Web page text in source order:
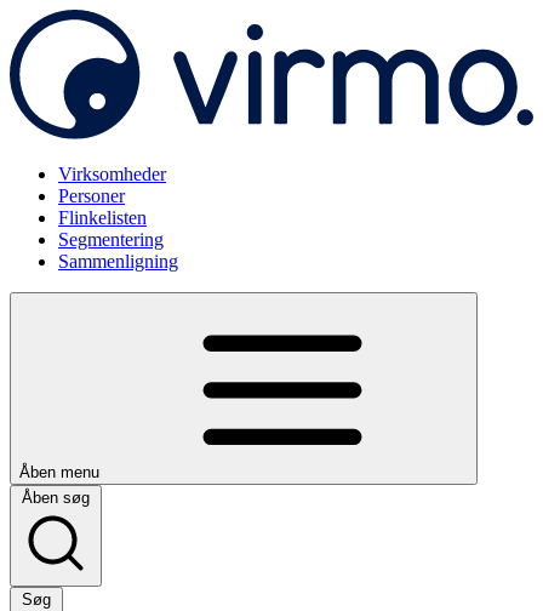
Virksomheder
Personer
Flinkelisten
Segmentering
Sammenligning
Åben menu
Åben søg
Søg